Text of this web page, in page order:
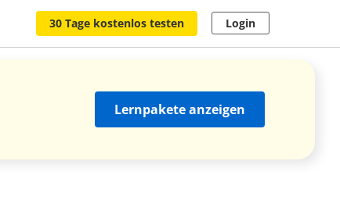
30 Tage kostenlos testen Login
Lernpakete anzeigen